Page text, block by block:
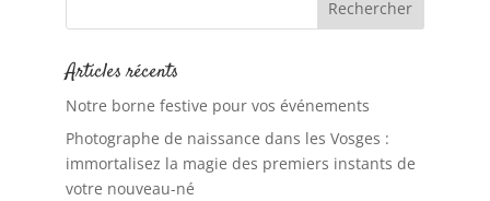
Articles récents
Notre borne festive pour vos événements
Photographe de naissance dans les Vosges :
immortalisez la magie des premiers instants de
votre nouveau-né